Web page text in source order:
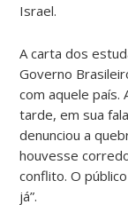
Israel.
A carta dos
Governo
com aquele país.
tarde, em sua
denunciou a
houvesse
conflito. O
já”.